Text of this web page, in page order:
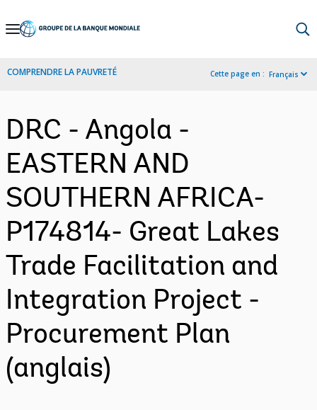
Skip
Navigation
COMPRENDRE LA PAUVRETÉ Cette page en : Français
DRC - Angola -
EASTERN AND
SOUTHERN AFRICA-
P174814- Great Lakes
Trade Facilitation and
Integration Project -
Procurement Plan
(anglais)